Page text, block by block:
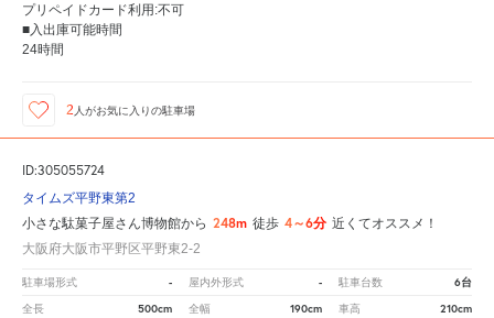
プリペイドカード利用:不可
■入出庫可能時間
24時間
2 人がお気に入りの駐車場
ID:305055724
タイムズ平野東第2
小さな駄菓子屋さん博物館から 248m 徒歩 4～6分 近くてオススメ！
大阪府大阪市平野区平野東2-2
駐車場形式 - 屋内外形式 - 駐車台数 6台
全長 500cm 全幅 190cm 車高 210cm